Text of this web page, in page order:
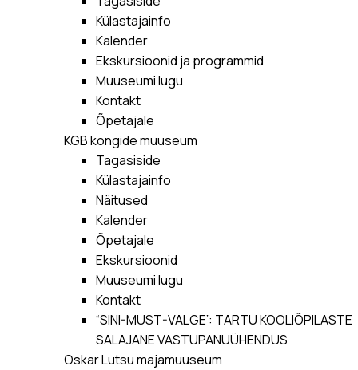
Külastajainfo
Kalender
Ekskursioonid ja programmid
Muuseumi lugu
Kontakt
Õpetajale
KGB kongide muuseum
Tagasiside
Külastajainfo
Näitused
Kalender
Õpetajale
Ekskursioonid
Muuseumi lugu
Kontakt
“SINI-MUST-VALGE”: TARTU KOOLIÕPILASTE
SALAJANE VASTUPANUÜHENDUS
Oskar Lutsu majamuuseum